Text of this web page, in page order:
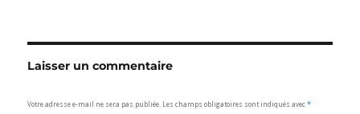
Laisser un commentaire
Votre adresse e-mail ne sera pas publiée. Les champs obligatoires sont indiqués avec*